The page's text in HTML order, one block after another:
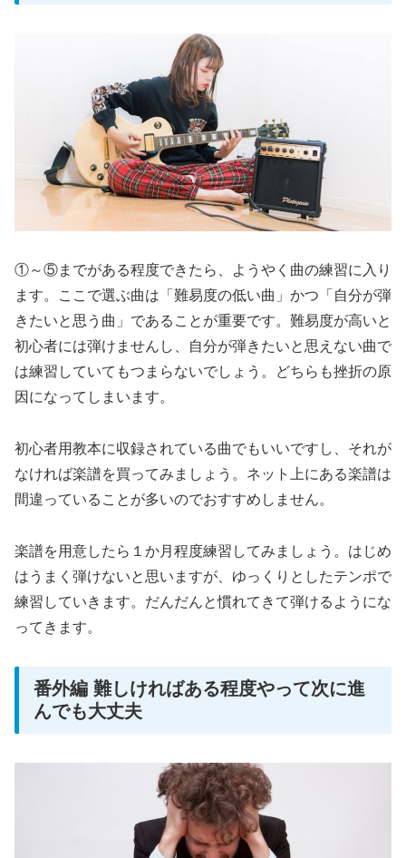
①～⑤までがある程度できたら、ようやく曲の練習に入り
ます。ここで選ぶ曲は「難易度の低い曲」かつ「自分が弾
きたいと思う曲」であることが重要です。難易度が高いと
初心者には弾けませんし、自分が弾きたいと思えない曲で
は練習していてもつまらないでしょう。どちらも挫折の原
因になってしまいます。
初心者用教本に収録されている曲でもいいですし、それが
なければ楽譜を買ってみましょう。ネット上にある楽譜は
間違っていることが多いのでおすすめしません。
楽譜を用意したら１か月程度練習してみましょう。はじめ
はうまく弾けないと思いますが、ゆっくりとしたテンポで
練習していきます。だんだんと慣れてきて弾けるようにな
ってきます。
番外編 難しければある程度やって次に進
んでも大丈夫